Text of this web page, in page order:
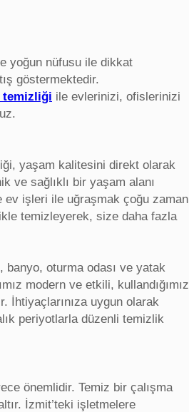
yoğun nüfusu ile dikkat
göstermektedir.
temizliği ile evlerinizi, ofislerinizi
yaşam kalitesini direkt olarak
ve sağlıklı bir yaşam alanı
ev işleri ile uğraşmak çoğu zaman
temizleyerek, size daha fazla
oturma odası ve yatak
modern ve etkili, kullandığımız
İhtiyaçlarınıza uygun olarak
periyotlarla düzenli temizlik
önemlidir. Temiz bir çalışma
İzmit’teki işletmelere